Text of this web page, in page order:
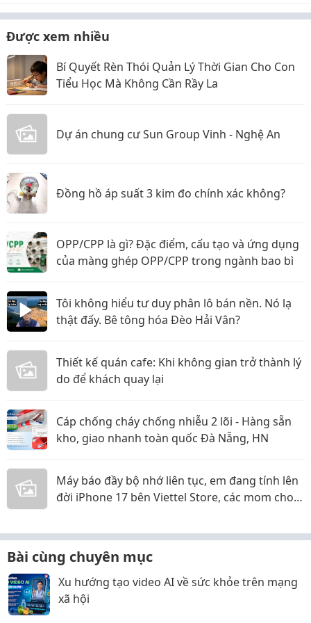
Được xem nhiều
Bí Quyết Rèn Thói Quản Lý Thời Gian Cho Con
Tiểu Học Mà Không Cần Rầy La
Dự án chung cư Sun Group Vinh - Nghệ An
Đồng hồ áp suất 3 kim đo chính xác không?
OPP/CPP là gì? Đặc điểm, cấu tạo và ứng dụng
của màng ghép OPP/CPP trong ngành bao bì
Tôi không hiểu tư duy phân lô bán nền. Nó lạ
thật đấy. Bê tông hóa Đèo Hải Vân?
Thiết kế quán cafe: Khi không gian trở thành lý
do để khách quay lại
Cáp chống cháy chống nhiễu 2 lõi - Hàng sẵn
kho, giao nhanh toàn quốc Đà Nẵng, HN
Máy báo đầy bộ nhớ liên tục, em đang tính lên
đời iPhone 17 bên Viettel Store, các mom cho
Bài cùng chuyên mục
Xu hướng tạo video AI về sức khỏe trên mạng
xã hội